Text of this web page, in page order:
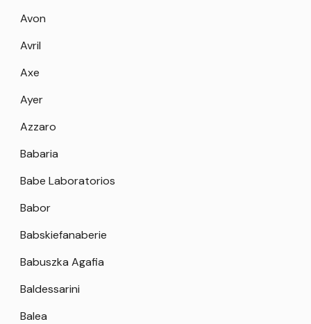
Avon
Avril
Axe
Ayer
Azzaro
Babaria
Babe Laboratorios
Babor
Babskiefanaberie
Babuszka Agafia
Baldessarini
Balea